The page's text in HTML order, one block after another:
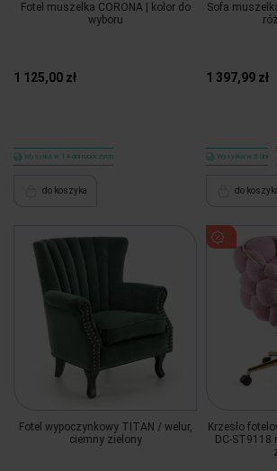
Fotel muszelka CORONA | kolor do
wyboru
1 125,00 zł
Wysyłka w 14 dni roboczych
do koszyka
Sofa
1 397,99 zł
Wysyłka w 5 dni
do
Fotel wypoczynkowy TITAN / welur,
ciemny zielony
Krzesło
DC-ST9118